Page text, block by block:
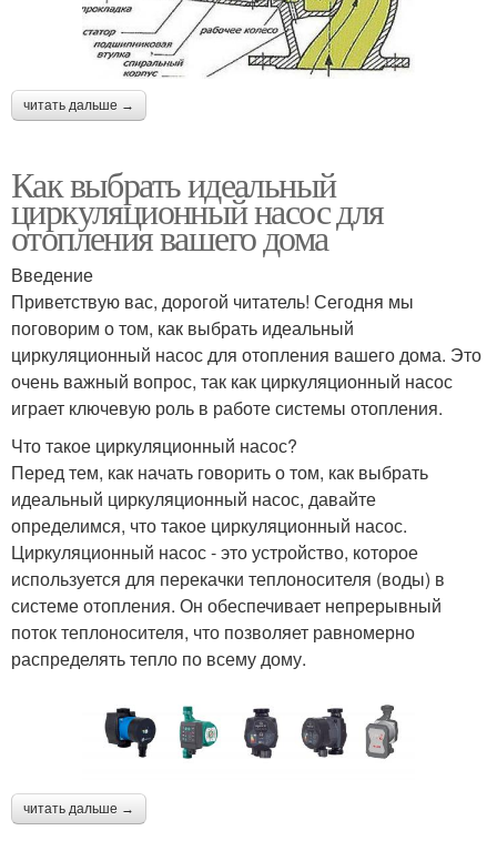
читать дальше →
Как выбрать идеальный
циркуляционный насос для
отопления вашего дома
Введение
Приветствую вас, дорогой читатель! Сегодня мы
поговорим о том, как выбрать идеальный
циркуляционный насос для отопления вашего дома. Это
очень важный вопрос, так как циркуляционный насос
играет ключевую роль в работе системы отопления.
Что такое циркуляционный насос?
Перед тем, как начать говорить о том, как выбрать
идеальный циркуляционный насос, давайте
определимся, что такое циркуляционный насос.
Циркуляционный насос - это устройство, которое
используется для перекачки теплоносителя (воды) в
системе отопления. Он обеспечивает непрерывный
поток теплоносителя, что позволяет равномерно
распределять тепло по всему дому.
читать дальше →